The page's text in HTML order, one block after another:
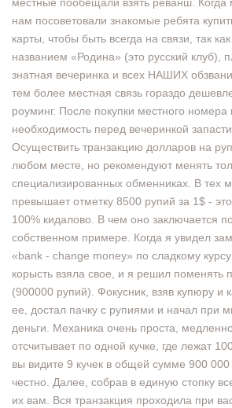
нам посоветовали знакомые ребята
карты, чтобы быть всегда на связи, так
названием «Родина» (это русский клуб),
знатная вечеринка и всех НАШИХ
тем более местная связь гораздо
роуминг. После покупки местного номера
необходимость перед вечеринкой
Осуществить транзакцию долларов на
любом месте, но рекомендуют менять
специализированных обменниках. В тех
превышает отметку 8500 рупий за 1$ -
100% кидалово. В чем оно заключается
собственном примере. Когда я увидел
«bank - change money» по сладкому
корысть взяла свое, и я решил поменять
(900000 рупий). Фокусник, взяв купюру и
ее, достал пачку с рупиями и начал при
деньги. Механика очень проста,
отсчитывает по одной кучке, где лежат
вы видите 9 кучек в общей сумме 900 000
честно. Далее, собрав в единую стопку
их вам. Вся транзакция проходила при